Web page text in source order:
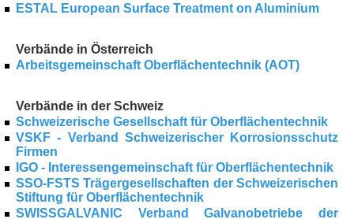
ESTAL European Surface Treatment on Aluminium
Verbände in Österreich
Arbeitsgemeinschaft Oberflächentechnik (AOT)
Verbände in der Schweiz
Schweizerische Gesellschaft für Oberflächentechnik
VSKF - Verband Schweizerischer Korrosionsschutz
Firmen
IGO - Interessengemeinschaft für Oberflächentechnik
SSO-FSTS Trägergesellschaften der Schweizerischen
Stiftung für Oberflächentechnik
SWISSGALVANIC
Verband Galvanobetriebe der